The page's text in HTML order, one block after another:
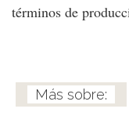
términos de